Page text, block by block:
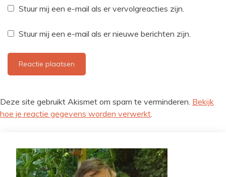
Stuur mij een e-mail als er vervolgreacties zijn.
Stuur mij een e-mail als er nieuwe berichten zijn.
Deze site gebruikt Akismet om spam te verminderen. Bekijk
hoe je reactie gegevens worden verwerkt.